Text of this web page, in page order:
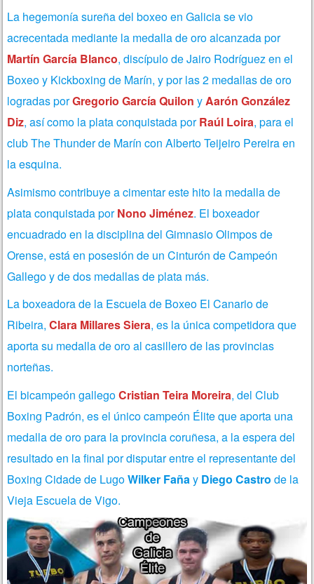
La hegemonía sureña del boxeo en Galicia se vio
acrecentada mediante la medalla de oro alcanzada por
Martín García Blanco, discípulo de Jairo Rodríguez en el
Boxeo y Kickboxing de Marín, y por las 2 medallas de oro
logradas porGregorio GarcíaQuilon yAarón González
Diz, así como la plata conquistada porRaúl Loira, para el
club The Thunder de Marín con Alberto Teijeiro Pereira en
la esquina.
Asimismo contribuye a cimentar este hito la medalla de
plata conquistada porNono Jiménez. El boxeador
encuadrado en la disciplina del Gimnasio Olimpos de
Orense, está en posesión de un Cinturón de Campeón
Gallego y de dos medallas de plata más.
La boxeadora de la Escuela de Boxeo El Canario de
Ribeira,Clara Millares Siera, es la única competidora que
aporta su medalla de oro al casillero de las provincias
norteñas.
El bicampeón gallegoCristian Teira Moreira, del Club
Boxing Padrón, es el único campeón Élite que aporta una
medalla de oro para la provincia coruñesa, a la espera del
resultado en la final por disputar entre el representante del
Boxing Cidade de LugoWilker Fañay Diego Castro de la
Vieja Escuela de Vigo.